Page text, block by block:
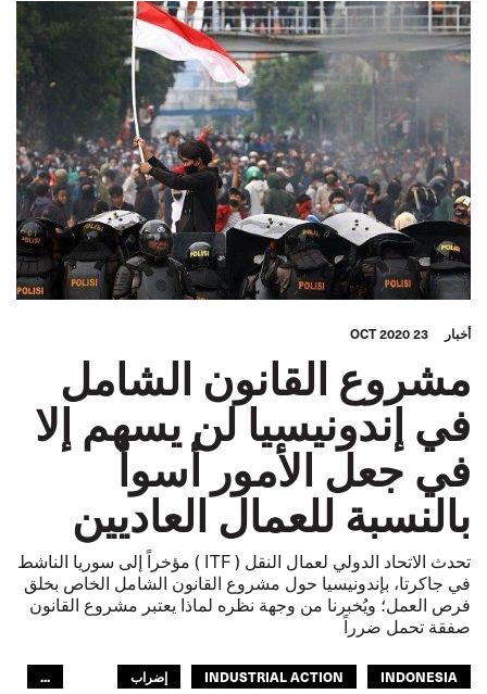
أخبار 23 OCT 2020
مشروع القانون الشامل
في إندونيسيا لن يسهم إلا
في جعل الأمور أسوأ
بالنسبة للعمال العاديين
تحدث الاتحاد الدولي لعمال النقل ( ITF ) مؤخراً إلى سوريا الناشط
في جاكرتا، بإندونيسيا حول مشروع القانون الشامل الخاص بخلق
فرص العمل؛ ويُخبرنا من وجهة نظره لماذا يعتبر مشروع القانون
صفقة تحمل ضرراً
INDONESIA
INDUSTRIAL ACTION
إضراب
...